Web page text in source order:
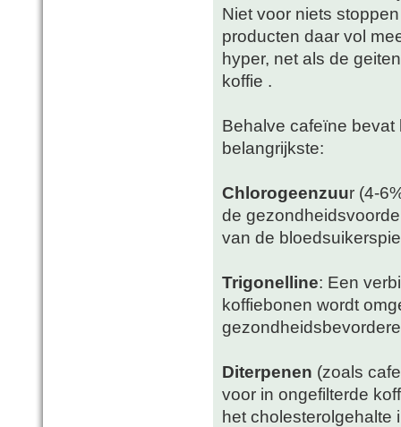
Niet voor niets
producten daar vol
hyper, net als de
koffie .
Behalve cafeïne
belangrijkste:
Chlorogeenzuur (4-
de
van de
Trigonelline: Een
koffiebonen wordt
Diterpenen (zoals
voor in ongefilterde
het cholesterolgehalte